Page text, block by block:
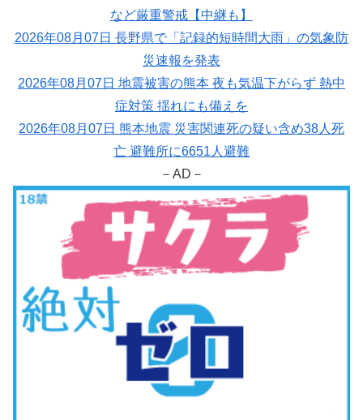
など厳重警戒【中継も】
2026年08月07日 長野県で「記録的短時間大雨」の気象防
災速報を発表
2026年08月07日 地震被害の熊本 夜も気温下がらず 熱中
症対策 揺れにも備えを
2026年08月07日 熊本地震 災害関連死の疑い含め38人死
亡 避難所に6651人避難
－AD－